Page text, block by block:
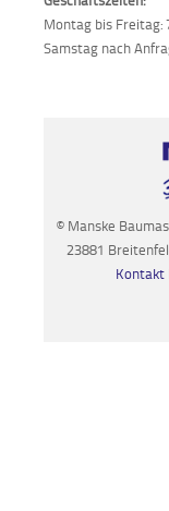
Montag bis Freitag:
Samstag nach
© Manske
23881
Kontakt